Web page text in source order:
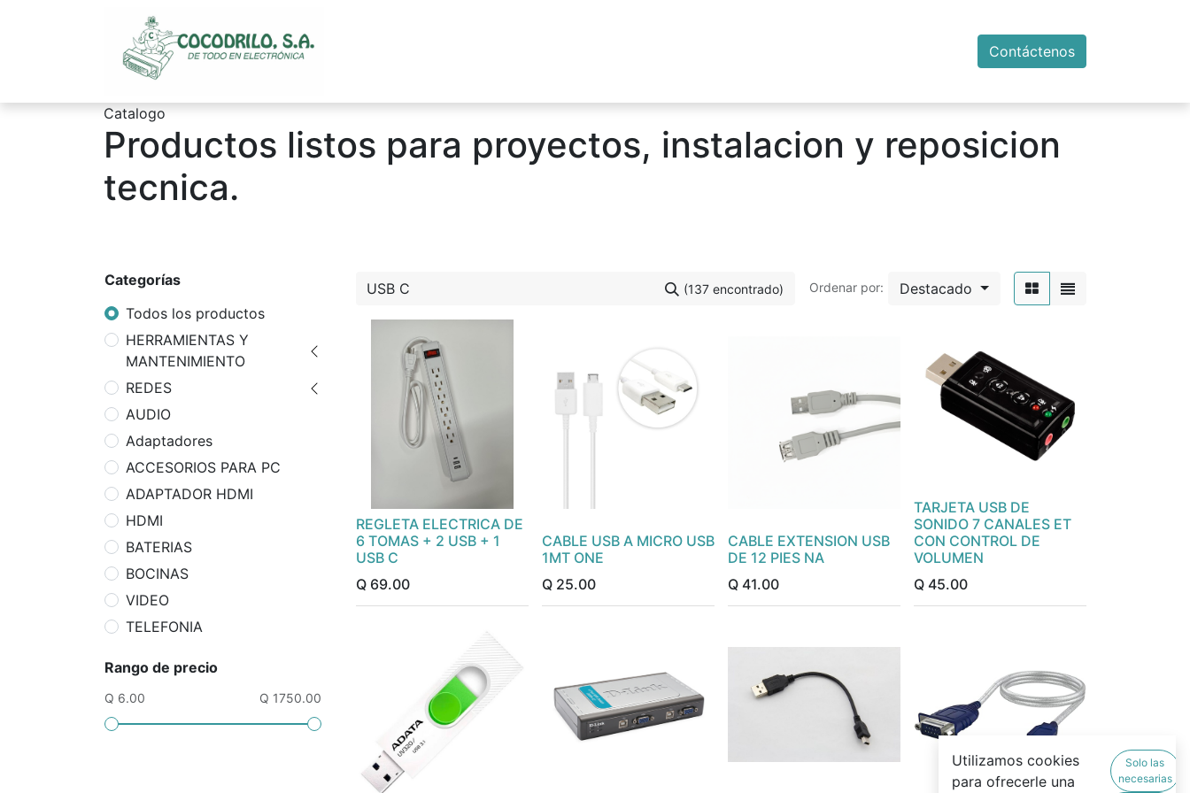
Contáctenos
Catalogo
Productos listos para proyectos, instalacion y reposicion
tecnica.
Categorías
Todos los productos
HERRAMIENTAS Y
MANTENIMIENTO
REDES
AUDIO
Adaptadores
ACCESORIOS PARA PC
ADAPTADOR HDMI
HDMI
BATERIAS
BOCINAS
VIDEO
TELEFONIA
Rango de precio
Q 6.00 Q 1750.00
(137 encontrado) Ordenar por: Destacado
REGLETA ELECTRICA DE
6 TOMAS + 2 USB + 1
USB C
Q 69.00
CABLE USB A MICRO USB
1MT ONE
Q 25.00
CABLE EXTENSION USB
DE 12 PIES NA
Q 41.00
TARJETA USB DE
SONIDO 7 CANALES ET
CON CONTROL DE
VOLUMEN
Q 45.00
Utilizamos cookies
para ofrecerle una
Solo las
necesarias